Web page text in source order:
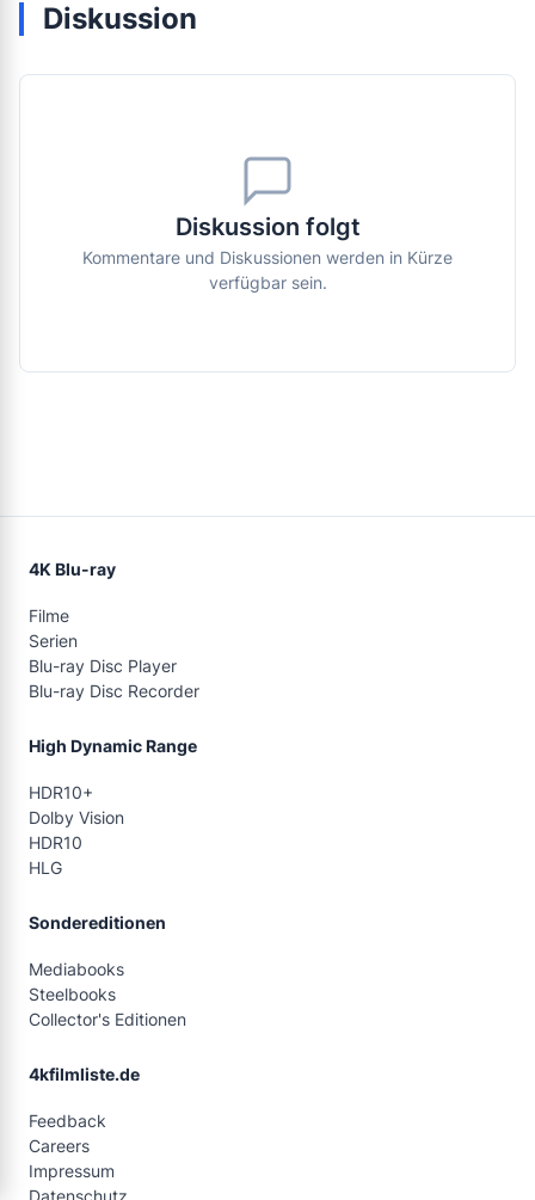
Diskussion
Diskussion folgt
Kommentare und Diskussionen werden in Kürze
verfügbar sein.
4K Blu-ray
Filme
Serien
Blu-ray Disc Player
Blu-ray Disc Recorder
High Dynamic Range
HDR10+
Dolby Vision
HDR10
HLG
Sondereditionen
Mediabooks
Steelbooks
Collector's Editionen
4kfilmliste.de
Feedback
Careers
Impressum